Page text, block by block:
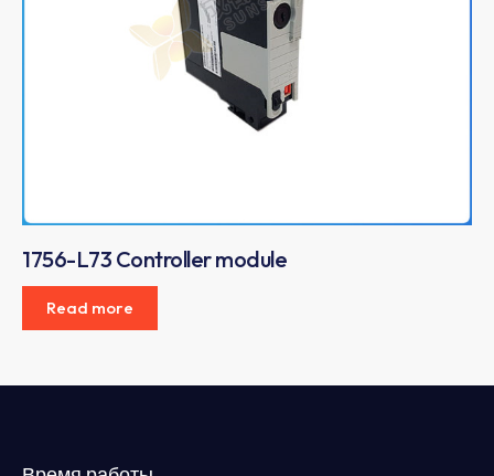
1756-L73 Controller module
Read more